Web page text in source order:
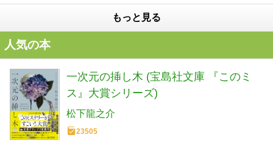
もっと見る
人気の本
一次元の挿し木 (宝島社文庫 『このミ
ス』大賞シリーズ)
松下龍之介
23505